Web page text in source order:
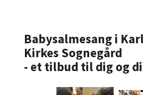
Babysalmesang i
Kirkes Sognegård
- et tilbud til dig og